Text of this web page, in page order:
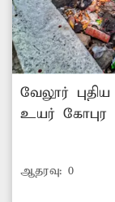
வேலூர்
உயர் கோபுர
வாகன மோதி
சாய்ந்த
இருக்க
ஆதரவு: 0